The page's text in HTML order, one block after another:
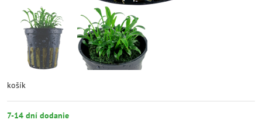
košík
7-14 dní dodanie